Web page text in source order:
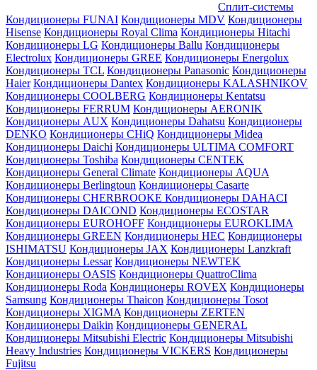
Сплит-системы
Кондиционеры FUNAI Кондиционеры MDV Кондиционеры
Hisense Кондиционеры Royal Clima Кондиционеры Hitachi
Кондиционеры LG Кондиционеры Ballu Кондиционеры
Electrolux Кондиционеры GREE Кондиционеры Energolux
Кондиционеры TCL Кондиционеры Panasonic Кондиционеры
Haier Кондиционеры Dantex Кондиционеры KALASHNIKOV
Кондиционеры СOOLBERG Кондиционеры Kentatsu
Кондиционеры FERRUM Кондиционеры AERONIK
Кондиционеры AUX Кондиционеры Dahatsu Кондиционеры
DENKO Кондиционеры CHiQ Кондиционеры Midea
Кондиционеры Daichi Кондиционеры ULTIMA COMFORT
Кондиционеры Toshiba Кондиционеры CENTEK
Кондиционеры General Climate Кондиционеры AQUA
Кондиционеры Berlingtoun Кондиционеры Casarte
Кондиционеры CHERBROOKE Кондиционеры DAHACI
Кондиционеры DAICOND Кондиционеры ECOSTAR
Кондиционеры EUROHOFF Кондиционеры EUROKLIMA
Кондиционеры GREEN Кондиционеры HEC Кондиционеры
ISHIMATSU Кондиционеры JAX Кондиционеры Lanzkraft
Кондиционеры Lessar Кондиционеры NEWTEK
Кондиционеры OASIS Кондиционеры QuattroClima
Кондиционеры Roda Кондиционеры ROVEX Кондиционеры
Samsung Кондиционеры Thaicon Кондиционеры Tosot
Кондиционеры XIGMA Кондиционеры ZERTEN
Кондиционеры Daikin Кондиционеры GENERAL
Кондиционеры Mitsubishi Electric Кондиционеры Mitsubishi
Heavy Industries Кондиционеры VICKERS Кондиционеры
Fujitsu